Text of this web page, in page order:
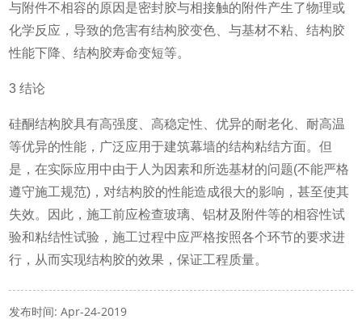
与附件不相容的原因是密封胶与相接触的附件产生了物理或
化学反应，导致的危害有结构胶变色、与基材不粘、结构胶
性能下降、结构胶寿命变短等。
3 结论
硅酮结构胶具有高强度、高稳定性、优异的耐老化、耐高温
等优异的性能，广泛应用于建筑幕墙的结构粘结方面。但
是，在实际应用中由于人为因素和所选基材的问题(不能严格
遵守施工规范)，对结构胶的性能造成很大的影响，甚至使其
失效。因此，施工前应检查玻璃、铝材及附件等的相容性试
验和粘结性试验，施工过程中应严格按照各个环节的要求进
行，从而实现结构胶的效果，保证工程质量。
发布时间: Apr-24-2019